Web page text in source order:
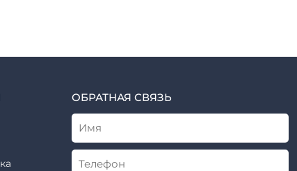
ОБРАТНАЯ СВЯЗЬ